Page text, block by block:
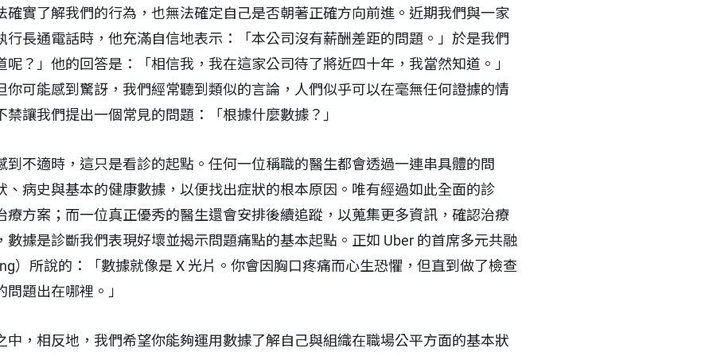
確實了解我們的行為，也無法確定自己是否朝著正確方向前進。近期我們與一家
行長通電話時，他充滿自信地表示：「本公司沒有薪酬差距的問題。」於是我們
？」他的回答是：「相信我，我在這家公司待了將近四十年，我當然知道。」
你可能感到驚訝，我們經常聽到類似的言論，人們似乎可以在毫無任何證據的情
讓我們提出一個常見的問題：「根據什麼數據？」
到不適時，這只是看診的起點。任何一位稱職的醫生都會透過一連串具體的問
、病史與基本的健康數據，以便找出症狀的根本原因。唯有經過如此全面的診
療方案；而一位真正優秀的醫生還會安排後續追蹤，以蒐集更多資訊，確認治療
數據是診斷我們表現好壞並揭示問題痛點的基本起點。正如 Uber 的首席多元共融
）所說的：「數據就像是 X 光片。你會因胸口疼痛而心生恐懼，但直到做了檢查
題出在哪裡。」
中，相反地，我們希望你能夠運用數據了解自己與組織在職場公平方面的基本狀